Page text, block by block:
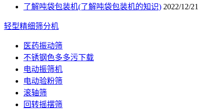
了解吨袋包装机(了解吨袋包装机的知识) 2022/12/21
轻型精细筛分机
医药振动筛
不锈钢色多多污下载
电动振筛机
电动验粉筛
滚轴筛
回转摇摆筛